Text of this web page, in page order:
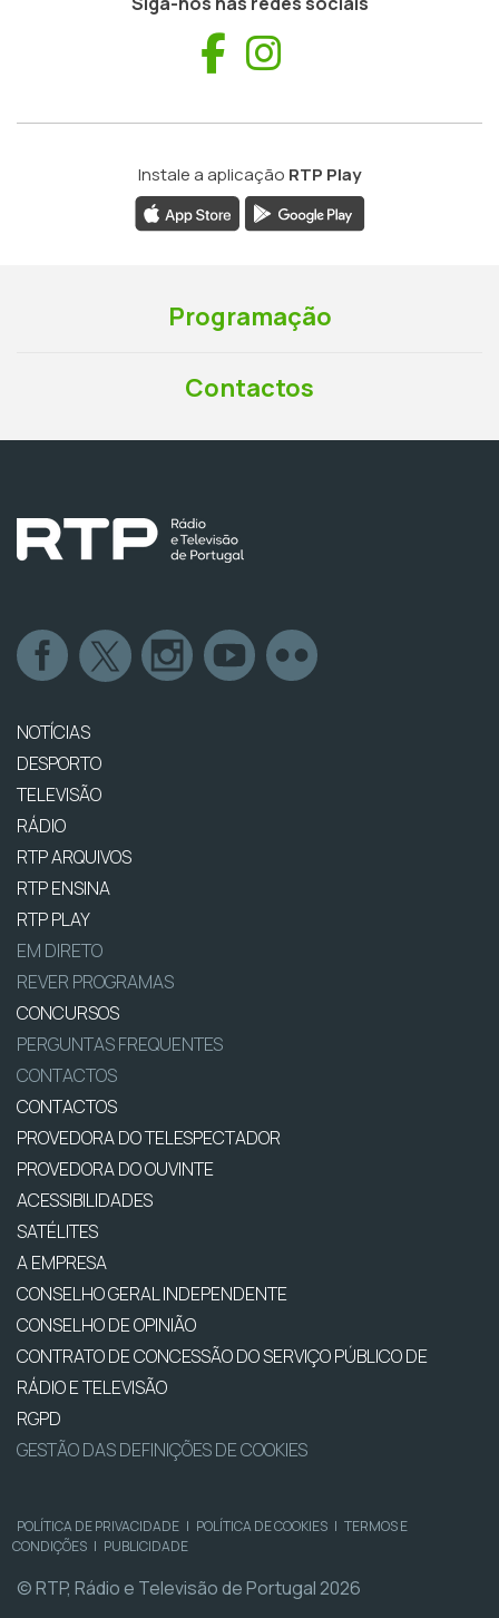
Facebook
Instale a aplicação RTP Play
Programação
Contactos
NOTÍCIAS
DESPORTO
TELEVISÃO
RÁDIO
RTP ARQUIVOS
RTP ENSINA
RTP PLAY
EM DIRETO
REVER PROGRAMAS
CONCURSOS
PERGUNTAS FREQUENTES
CONTACTOS
CONTACTOS
PROVEDORA DO TELESPECTADOR
PROVEDORA DO OUVINTE
ACESSIBILIDADES
SATÉLITES
A EMPRESA
CONSELHO GERAL INDEPENDENTE
CONSELHO DE OPINIÃO
CONTRATO DE CONCESSÃO DO SERVIÇO PÚBLICO DE
RÁDIO E TELEVISÃO
RGPD
GESTÃO DAS DEFINIÇÕES DE COOKIES
POLÍTICA DE PRIVACIDADE | POLÍTICA DE COOKIES | TERMOS E
CONDIÇÕES | PUBLICIDADE
© RTP, Rádio e Televisão de Portugal 2026